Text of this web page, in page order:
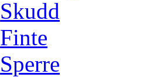
Skudd
Finte
Sperre